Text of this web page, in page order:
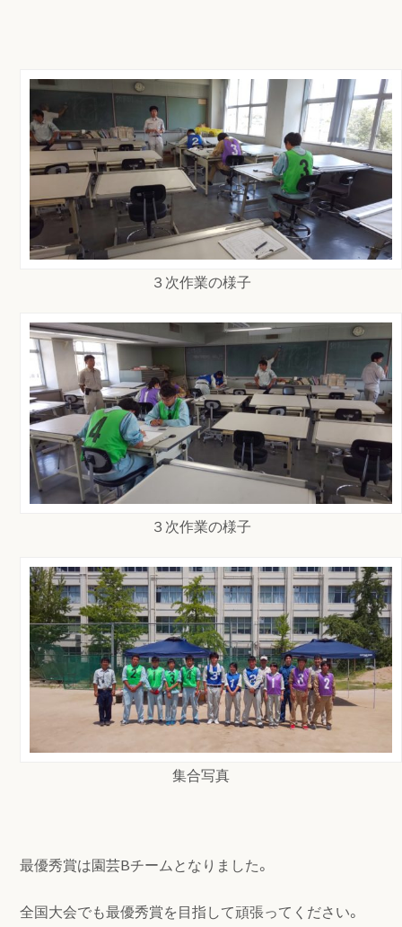
３次作業の様子
３次作業の様子
集合写真
最優秀賞は園芸Bチームとなりました。
全国大会でも最優秀賞を目指して頑張ってください。